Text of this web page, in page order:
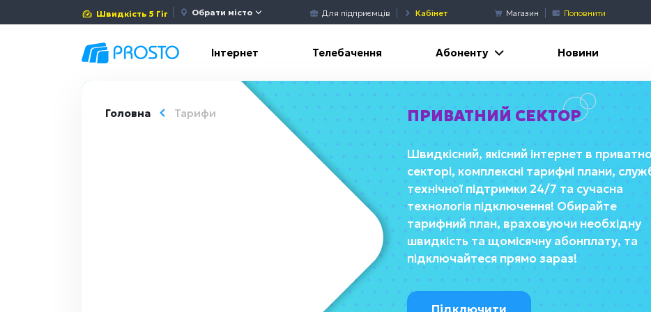
Швидкість 5 Гіг Обрати місто Для підприємців Кабінет Магазин Поповнити
Інтернет Телебачення Абоненту Новини
Головна Тарифи ПРИВАТНИЙ СЕКТОР
Швидкісний, якісний інтернет в
секторі, комплексні тарифні плани,
технічної підтримки 24/7 та сучасна
технологія підключення! Обирайте
тарифний план, враховуючи необхідну
швидкість та щомісячну абонплату, та
підключайтеся прямо зараз!